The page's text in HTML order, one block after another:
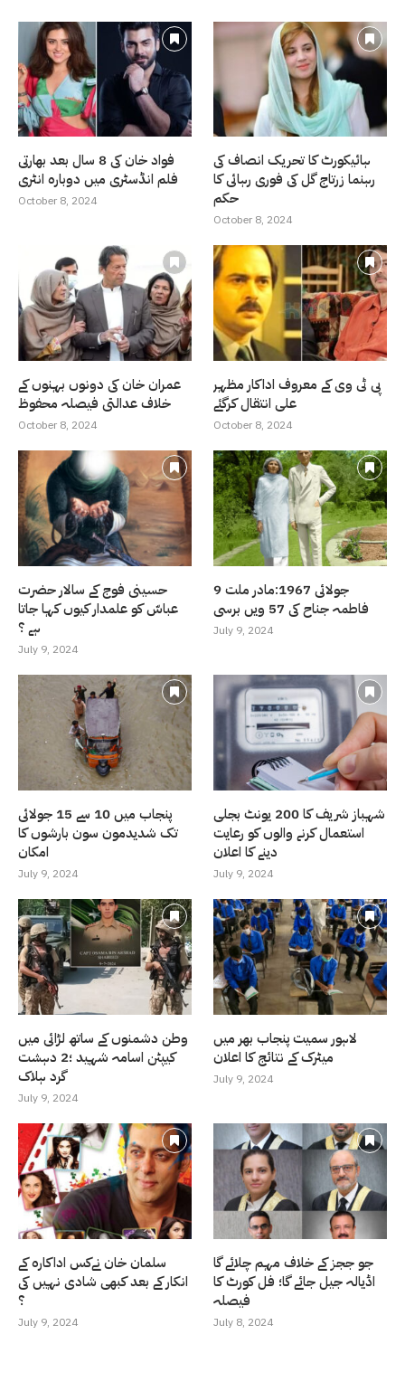
فواد خان کی 8 سال بعد بھارتی
فلم انڈسٹری میں دوبارہ انٹری
October 8, 2024
ہائیکورٹ کا تحریک انصاف کی
رہنما زرتاج گل کی فوری رہائی کا
حکم
October 8, 2024
عمران خان کی دونوں بہنوں کے
خلاف عدالتی فیصلہ محفوظ
October 8, 2024
پی ٹی وی کے معروف اداکار مظہر
علی انتقال کرگئے
October 8, 2024
حسینی فوج کے سالار حضرت
عباسّ کو علمدار کیوں کہا جاتا
ہے ؟
July 9, 2024
9 جولائی 1967:مادر ملت
فاطمہ جناح کی 57 ویں برسی
July 9, 2024
پنجاب میں 10 سے 15 جولائی
تک شدیدمون سون بارشوں کا
امکان
July 9, 2024
شہباز شریف کا 200 یونٹ بجلی
استعمال کرنے والوں کو رعایت
دینے کا اعلان
July 9, 2024
وطن دشمنوں کے ساتھ لڑائی میں
کیپٹن اسامہ شہید ؛2 دہشت
گرد ہلاک
July 9, 2024
لاہور سمیت پنجاب بھر میں
میٹرک کے نتائج کا اعلان
July 9, 2024
سلمان خان نےکس اداکارہ کے
انکار کے بعد کبھی شادی نہیں کی
؟
July 9, 2024
جو ججز کے خلاف مہم چلائے گا
اڈیالہ جیل جائے گا؛ فل کورٹ کا
فیصلہ
July 8, 2024